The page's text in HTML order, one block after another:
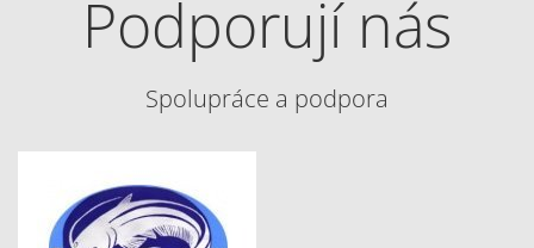
Podporují nás
Spolupráce a podpora